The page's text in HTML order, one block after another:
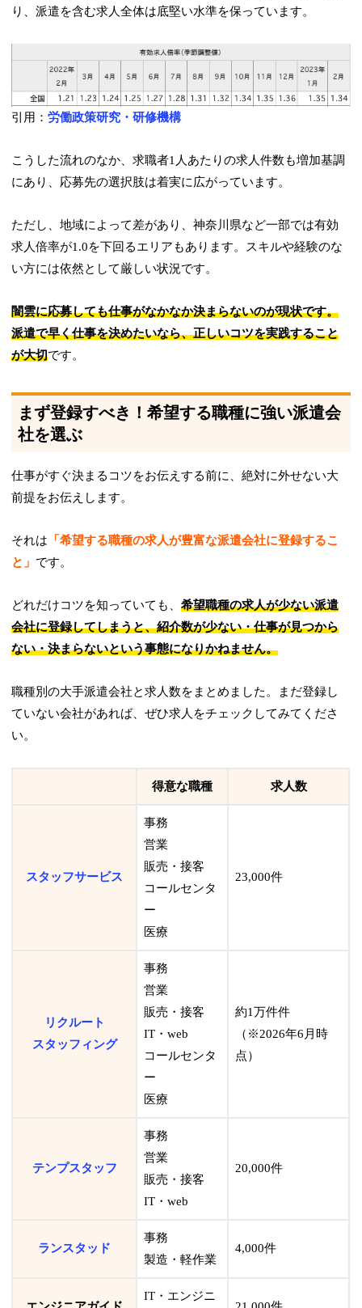
り、派遣を含む求人全体は底堅い水準を保っています。
引用：労働政策研究・研修機構
こうした流れのなか、求職者1人あたりの求人件数も増加基調
にあり、応募先の選択肢は着実に広がっています。
ただし、地域によって差があり、神奈川県など一部では有効
求人倍率が1.0を下回るエリアもあります。スキルや経験のな
い方には依然として厳しい状況です。
闇雲に応募しても仕事がなかなか決まらないのが現状です。
派遣で早く仕事を決めたいなら、正しいコツを実践すること
が大切です。
まず登録すべき！希望する職種に強い派遣会
社を選ぶ
仕事がすぐ決まるコツをお伝えする前に、絶対に外せない大
前提をお伝えします。
それは 「希望する職種の求人が豊富な派遣会社に登録するこ
と」 です。
どれだけコツを知っていても、希望職種の求人が少ない派遣
会社に登録してしまうと、紹介数が少ない・仕事が見つから
ない・決まらないという事態になりかねません。
職種別の大手派遣会社と求人数をまとめました。まだ登録し
ていない会社があれば、ぜひ求人をチェックしてみてくださ
い。
得意な職種 求人数
スタッフサービス
事務
営業
販売・接客
コールセンタ
ー
医療
23,000件
リクルート
スタッフィング
事務
営業
販売・接客
IT・web
コールセンタ
ー
医療
約1万件件
（※2026年6月時
点）
テンプスタッフ
事務
営業
販売・接客
IT・web
20,000件
ランスタッド
事務
製造・軽作業
4,000件
IT・エンジニ